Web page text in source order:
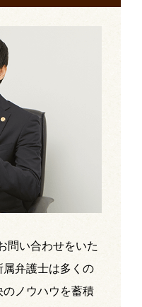
問い合わせをいた
弁護士は多くの
ノウハウを蓄積